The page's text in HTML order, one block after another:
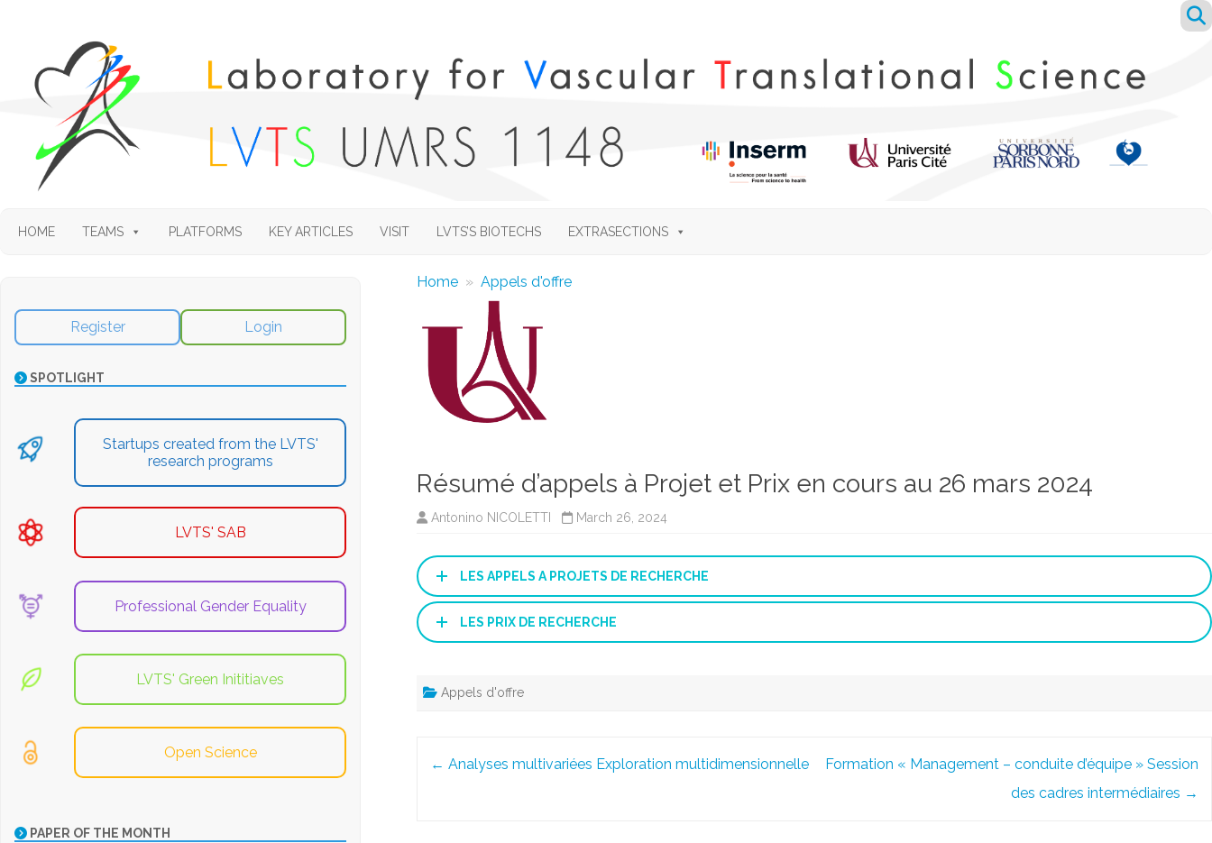
to
HOME TEAMS PLATFORMS KEY ARTICLES VISIT LVTS’S BIOTECHS EXTRASECTIONS
Home »Appels d'offre
Résumé d’appels à Projet et Prix en cours au 26 mars 2024
Antonino NICOLETTI March 26, 2024
LES APPELS A PROJETS DE RECHERCHE
LES PRIX DE RECHERCHE
Appels d'offre
← Analyses multivariées Exploration multidimensionnelle
Formation « Management – conduite d’équipe » Session
des cadres intermédiaires →
Register Login
SPOTLIGHT
Startups created from the LVTS'
research programs
LVTS' SAB
Professional Gender Equality
LVTS' Green Inititiaves
Open Science
PAPER OF THE MONTH